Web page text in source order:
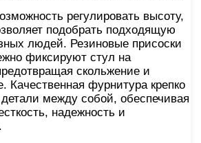
регулировать высоту,
подобрать подходящую
людей. Резиновые присоски
фиксируют стул на
скольжение и
Качественная фурнитура крепко
между собой, обеспечивая
надежность и